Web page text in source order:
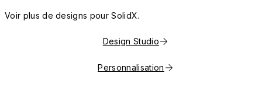
Voir plus de designs pour SolidX.
Design Studio
Personnalisation